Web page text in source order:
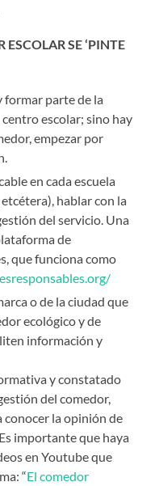
SE ‘PINTE
formar parte de la
escolar; sino hay
empezar por
en cada escuela
hablar con la
del servicio. Una
de
que funciona como
o de la ciudad que
ecológico y de
información y
y constatado
del comedor,
conocer la opinión de
importante que haya
en Youtube que
“El comedor